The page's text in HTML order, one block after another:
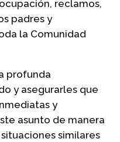
reclamos,
padres y
la Comunidad
profunda
y asegurarles que
y
asunto de manera
similares